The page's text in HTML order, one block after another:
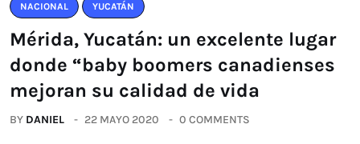
NACIONAL YUCATÁN
Mérida, Yucatán: un excelente lugar
donde “baby boomers canadienses
mejoran su calidad de vida
BY DANIEL 22 MAYO 2020 0 COMMENTS